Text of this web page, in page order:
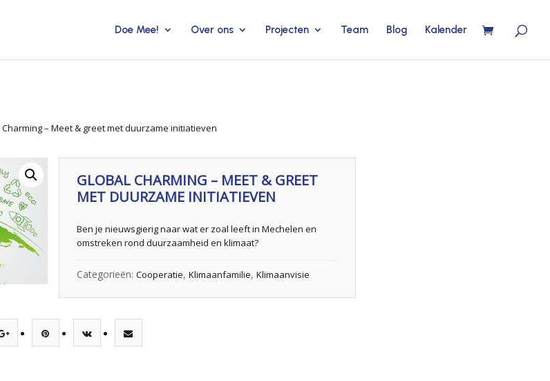
Doe Mee! Over ons Projecten Team Blog Kalender
– Meet & greet met duurzame initiatieven
GLOBAL CHARMING – MEET & GREET
MET DUURZAME INITIATIEVEN
Ben je nieuwsgierig naar wat er zoal leeft in Mechelen en
omstreken rond duurzaamheid en klimaat?
Categorieën: Cooperatie, Klimaanfamilie, Klimaanvisie